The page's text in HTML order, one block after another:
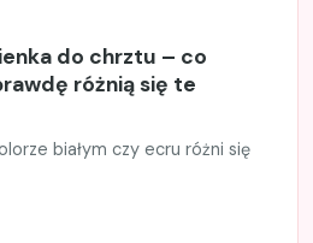
do chrztu – co
różnią się te
białym czy ecru różni się